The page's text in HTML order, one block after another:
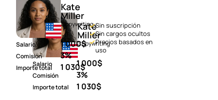
Kate
Miller
Copywriting
Salario 1 000$
Comisión 3%
Importe total 1 030$
Kate
Miller
Copywriting
Salario 1 000$
Comisión 3%
Importe total 1 030$
Sin suscripción
Sin cargos ocultos
Precios basados en
uso